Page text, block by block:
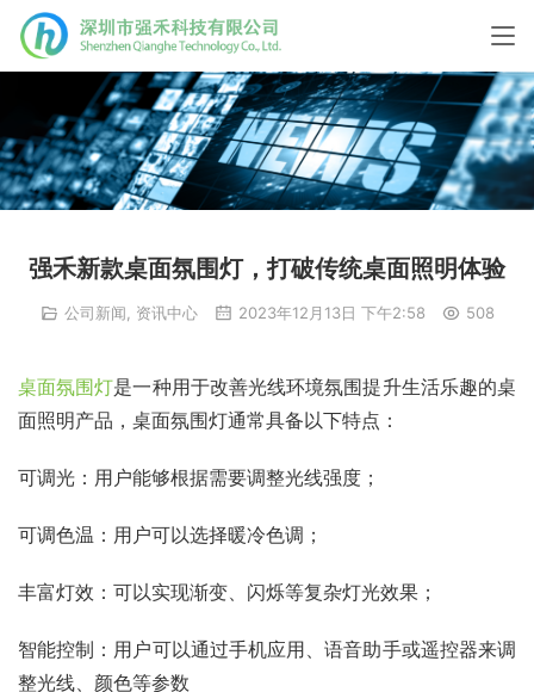
强禾新款桌面氛围灯，打破传统桌面照明体验
公司新闻 资讯中心 2023年12月13日 下午2:58 508
桌面氛围灯是一种用于改善光线环境氛围提升生活乐趣的桌
面照明产品，桌面氛围灯通常具备以下特点：
可调光：用户能够根据需要调整光线强度；
可调色温：用户可以选择暖冷色调；
丰富灯效：可以实现渐变、闪烁等复杂灯光效果；
智能控制：用户可以通过手机应用、语音助手或遥控器来调
整光线、颜色等参数